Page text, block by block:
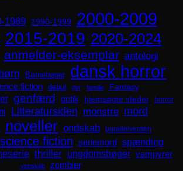
1989 1990-1999 2000-2009
2015-2019 2020-2024
anmelder-eksemplar antologi
børn Børnebøger dansk horror
fiction debut dyr familie Fantasy
genfærd gotik hjemsøgte steder horror
Litteratursiden monstre mord
noveller ondskab parallelverden
science fiction seriemord spænding
thriller ungdomsbøger vampyrer
venskab
zombier